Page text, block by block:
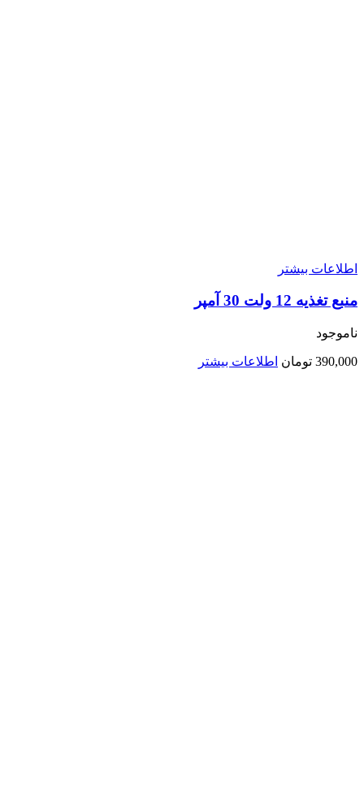
اطلاعات بیشتر
منبع تغذیه 12 ولت 30 آمپر
ناموجود
390,000 تومان اطلاعات بیشتر